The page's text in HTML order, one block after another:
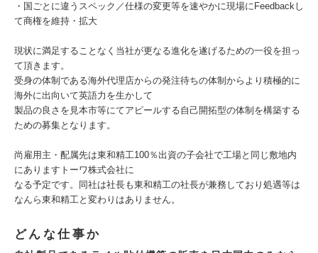
・国ごとに違うスペック／仕様の変更等を速やかに現場にFeedbackし
て商権を維持・拡大
現状に満足することなく当社が更なる進化を遂げるための一役を担っ
て頂きます。
受身の体制である海外代理店からの発注待ちの体制からより積極的に
海外に出向いて英語力を生かして
製品の良さを見本市等にてアピールする自己開拓型の体制を構築する
ための募集となります。
尚雇用主・配属先は東和精工100％出資の子会社で工場と同じ敷地内
にありますトーワ株式会社に
なる予定です。同社は社長も東和精工の社長が兼務しており処遇等は
なんら東和精工と変わりはありません。
どんな仕事か